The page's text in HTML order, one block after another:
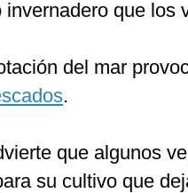
que los
del mar
.
que algunos
su cultivo que